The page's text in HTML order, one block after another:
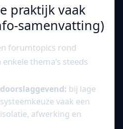
praktijk vaak
samenvatting)
forumtopics rond
thema's steeds
bij lage
vaak een
afwerking en